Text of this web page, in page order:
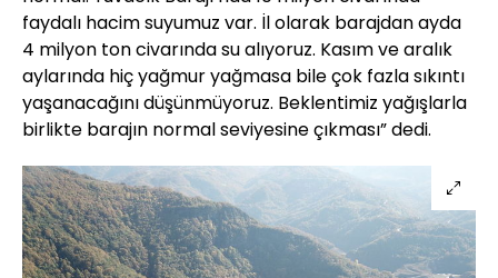
faydalı hacim suyumuz var. İl olarak barajdan ayda
4 milyon ton civarında su alıyoruz. Kasım ve aralık
aylarında hiç yağmur yağmasa bile çok fazla sıkıntı
yaşanacağını düşünmüyoruz. Beklentimiz yağışlarla
birlikte barajın normal seviyesine çıkması” dedi.